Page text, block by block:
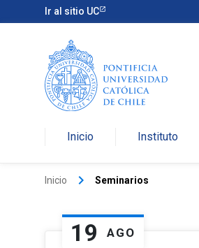
Ir al sitio UC
Inicio Instituto
Inicio keyboard_arrow_right Seminarios
19 AGO